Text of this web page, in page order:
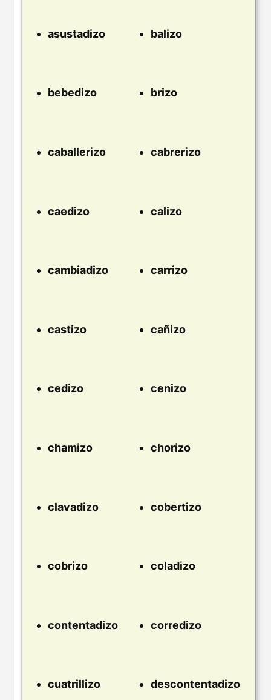
asustadizo balizo
bebedizo brizo
caballerizo cabrerizo
caedizo calizo
cambiadizo carrizo
castizo cañizo
cedizo cenizo
chamizo chorizo
clavadizo cobertizo
cobrizo coladizo
contentadizo corredizo
cuatrillizo descontentadizo